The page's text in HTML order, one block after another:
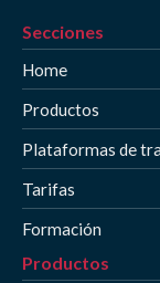
Secciones
Home
Productos
Plataformas de
Tarifas
Formación
Productos